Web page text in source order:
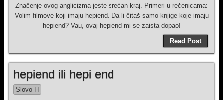
Značenje ovog anglicizma jeste srećan kraj. Primeri u rečenicama:
Volim filmove koji imaju hepiend. Da li čitaš samo knjige koje imaju
hepiend? Vau, ovaj hepiend mi se zaista dopao!
Read Post
hepiend ili hepi end
Slovo H